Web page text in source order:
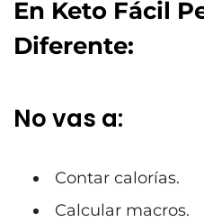
En Keto Fácil
Diferente:
No vas a:
Contar calorías.
Calcular macros.